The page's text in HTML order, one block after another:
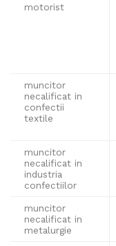
motorist
muncitor
necalificat in
confectii
textile
muncitor
necalificat in
industria
confectiilor
muncitor
necalificat in
metalurgie